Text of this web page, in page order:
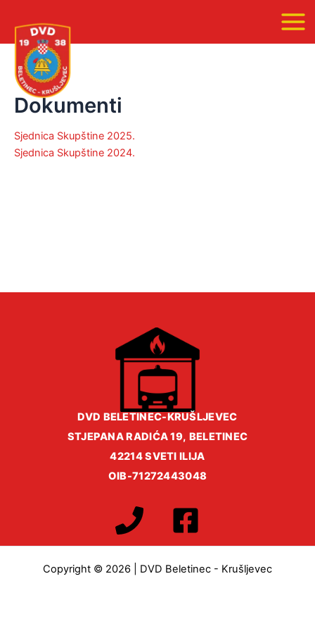
content
Main
Dokumenti
Sjednica Skupštine 2025.
Sjednica Skupštine 2024.
DVD BELETINEC-KRUŠLJEVEC
STJEPANA RADIĆA 19, BELETINEC
42214 SVETI ILIJA
OIB-71272443048
Copyright © 2026 | DVD Beletinec - Krušljevec